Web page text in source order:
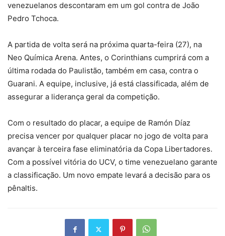
venezuelanos descontaram em um gol contra de João
Pedro Tchoca.
A partida de volta será na próxima quarta-feira (27), na
Neo Química Arena. Antes, o Corinthians cumprirá com a
última rodada do Paulistão, também em casa, contra o
Guarani. A equipe, inclusive, já está classificada, além de
assegurar a liderança geral da competição.
Com o resultado do placar, a equipe de Ramón Díaz
precisa vencer por qualquer placar no jogo de volta para
avançar à terceira fase eliminatória da Copa Libertadores.
Com a possível vitória do UCV, o time venezuelano garante
a classificação. Um novo empate levará a decisão para os
pênaltis.